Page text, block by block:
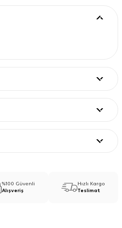
%100 Güvenli
Alışveriş
Hızlı Kargo
Teslimat